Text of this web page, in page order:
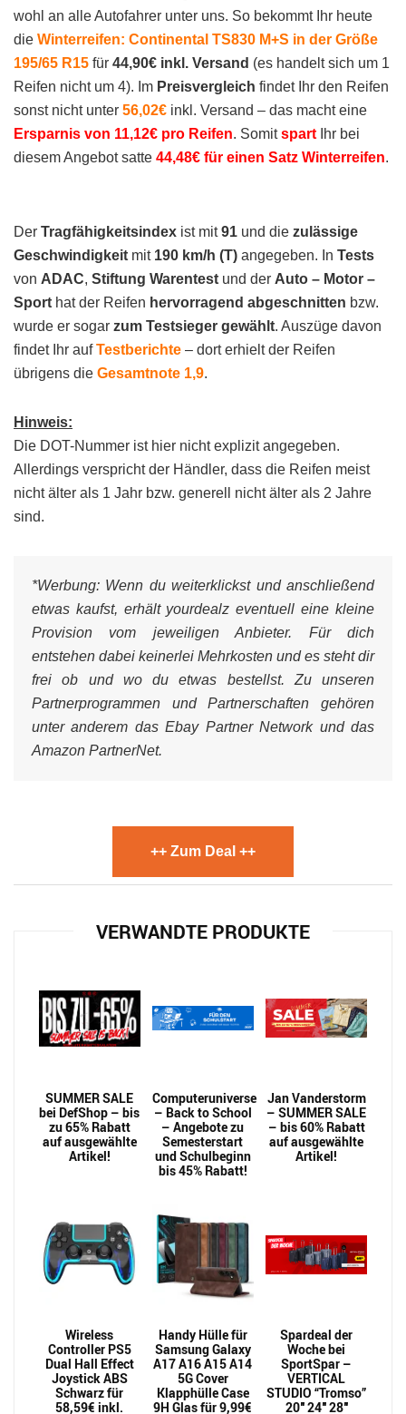
wohl an alle Autofahrer unter uns. So bekommt Ihr heute
die Winterreifen: Continental TS830 M+S in der Größe
195/65 R15 für 44,90€ inkl. Versand (es handelt sich um 1
Reifen nicht um 4). Im Preisvergleich findet Ihr den Reifen
sonst nicht unter 56,02€ inkl. Versand – das macht eine
Ersparnis von 11,12€ pro Reifen. Somitspart Ihr bei
diesem Angebot satte 44,48€ für einen Satz Winterreifen.
Der Tragfähigkeitsindex ist mit91 und die zulässige
Geschwindigkeit mit 190 km/h (T) angegeben. In Tests
von ADAC, Stiftung Warentest und der Auto – Motor –
Sport hat der Reifen hervorragend abgeschnitten bzw.
wurde er sogar zum Testsieger gewählt. Auszüge davon
findet Ihr aufTestberichte – dort erhielt der Reifen
übrigens die Gesamtnote 1,9.
Hinweis:
Die DOT-Nummer ist hier nicht explizit angegeben.
Allerdings verspricht der Händler, dass die Reifen meist
nicht älter als 1 Jahr bzw. generell nicht älter als 2 Jahre
sind.
*Werbung: Wenn du weiterklickst und anschließend
etwas kaufst, erhält yourdealz eventuell eine kleine
Provision vom jeweiligen Anbieter. Für dich
entstehen dabei keinerlei Mehrkosten und es steht dir
frei ob und wo du etwas bestellst. Zu unseren
Partnerprogrammen und Partnerschaften gehören
unter anderem das Ebay Partner Network und das
Amazon PartnerNet.
++ Zum Deal ++
VERWANDTE PRODUKTE
SUMMER SALE
bei DefShop – bis
zu 65% Rabatt
auf ausgewählte
Artikel!
Computeruniverse
– Back to School
– Angebote zu
Semesterstart
und Schulbeginn
bis 45% Rabatt!
Jan Vanderstorm
– SUMMER SALE
– bis 60% Rabatt
auf ausgewählte
Artikel!
Wireless
Controller PS5
Dual Hall Effect
Joystick ABS
Schwarz für
58,59€ inkl.
Handy Hülle für
Samsung Galaxy
A17 A16 A15 A14
5G Cover
Klapphülle Case
9H Glas für 9,99€
Spardeal der
Woche bei
SportSpar –
VERTICAL
STUDIO “Tromso”
20″ 24″ 28″